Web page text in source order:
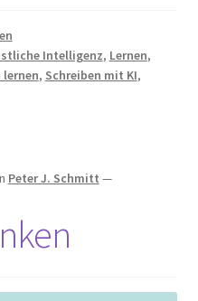
Intelligenz, Lernen,
lernen, Schreiben mit KI,
Peter J. Schmitt —